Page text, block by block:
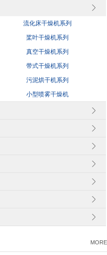
流化床干燥机系列
桨叶干燥机系列
真空干燥机系列
带式干燥机系列
污泥烘干机系列
小型喷雾干燥机
MORE